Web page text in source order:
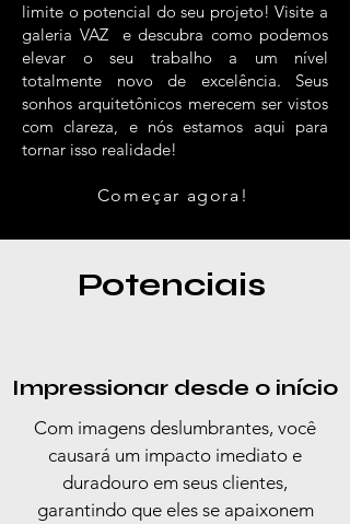
limite o potencial do seu projeto! Visite a
galeria VAZ e descubra como podemos
elevar o seu trabalho a um nível
totalmente novo de excelência. Seus
sonhos arquitetônicos merecem ser vistos
com clareza, e nós estamos aqui para
tornar isso realidade!
Começar agora!
Potenciais
Impressionar desde o início
Com imagens deslumbrantes, você
causará um impacto imediato e
duradouro em seus clientes,
garantindo que eles se apaixonem